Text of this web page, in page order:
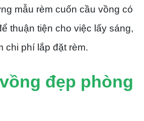
mẫu rèm cuốn cầu vồng có
thuận tiện cho việc lấy sáng,
chi phí lắp đặt rèm.
đẹp phòng